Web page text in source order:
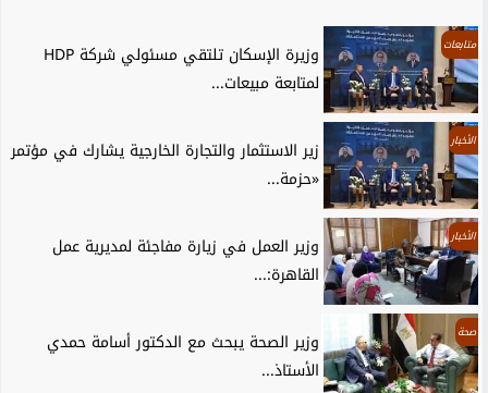
متابعات
وزيرة الإسكان تلتقي مسئولي شركة HDP
لمتابعة مبيعات...
الأخبار
زير الاستثمار والتجارة الخارجية يشارك في مؤتمر
«حزمة...
الأخبار
وزير العمل في زيارة مفاجئة لمديرية عمل
القاهرة:...
صحة
وزير الصحة يبحث مع الدكتور أسامة حمدي
الأستاذ...